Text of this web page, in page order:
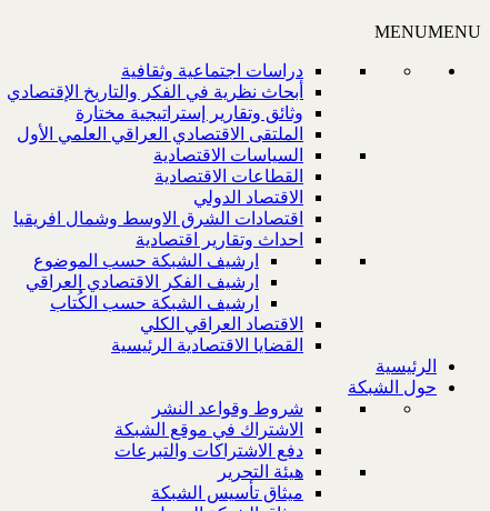
MENUMENU
دراسات اجتماعية وثقافية
أبحاث نظرية في الفكر والتاريخ الإقتصادي
وثائق وتقارير إستراتيجية مختارة
الملتقى الاقتصادي العراقي العلمي الأول
السياسات الاقتصادية
القطاعات الاقتصادية
الاقتصاد الدولي
اقتصادات الشرق الاوسط وشمال افريقيا
احداث وتقارير اقتصادية
ارشيف الشبكة حسب الموضوع
ارشيف الفكر الاقتصادي العراقي
ارشيف الشبكة حسب الكُتاب
الاقتصاد العراقي الكلي
القضايا الاقتصادية الرئيسية
الرئيسية
حول الشبكة
شروط وقواعد النشر
الاشتراك في موقع الشبكة
دفع الاشتراكات والتبرعات
هيئة التحرير
ميثاق تأسيس الشبكة